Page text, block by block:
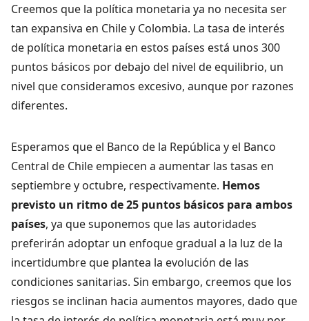
Creemos que la política monetaria ya no necesita ser
tan expansiva en Chile y Colombia. La tasa de interés
de política monetaria en estos países está unos 300
puntos básicos por debajo del nivel de equilibrio, un
nivel que consideramos excesivo, aunque por razones
diferentes.
Esperamos que el Banco de la República y el Banco
Central de Chile empiecen a aumentar las tasas en
septiembre y octubre, respectivamente. Hemos
previsto un ritmo de 25 puntos básicos para ambos
países, ya que suponemos que las autoridades
preferirán adoptar un enfoque gradual a la luz de la
incertidumbre que plantea la evolución de las
condiciones sanitarias. Sin embargo, creemos que los
riesgos se inclinan hacia aumentos mayores, dado que